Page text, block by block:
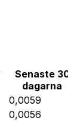
Senaste
dagarna
0,0059
0,0056